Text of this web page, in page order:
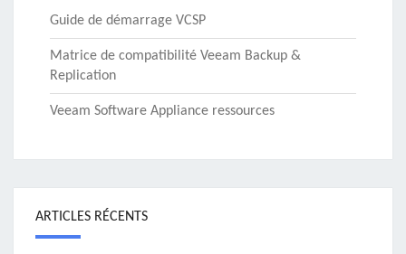
Guide de démarrage VCSP
Matrice de compatibilité Veeam Backup &
Replication
Veeam Software Appliance ressources
ARTICLES RÉCENTS